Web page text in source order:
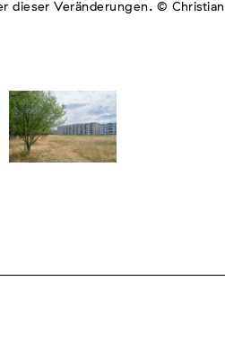
dieser Veränderungen. © Christian